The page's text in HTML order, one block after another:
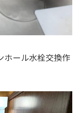
ホール水栓交換作